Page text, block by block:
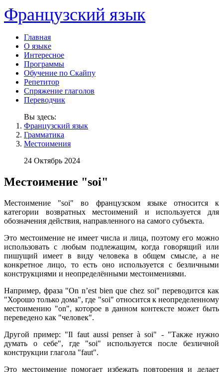
Французский язык
Главная
О языке
Интересное
Программы
Обучение по Скайпу
Репетитор
Спряжение глаголов
Переводчик
Вы здесь:
Французский язык
Грамматика
Местоимения
24 Октябрь 2024
Местоимение "soi"
Местоимение "soi" во французском языке относится к
категории возвратных местоимений и используется для
обозначения действия, направленного на самого субъекта.
Это местоимение не имеет числа и лица, поэтому его можно
использовать с любым подлежащим, когда говорящий или
пишущий имеет в виду человека в общем смысле, а не
конкретное лицо, то есть оно используется с безличными
конструкциями и неопределёнными местоимениями.
Например, фраза "On n’est bien que chez soi" переводится как
"Хорошо только дома", где "soi" относится к неопределенному
местоимению "on", которое в данном контексте может быть
переведено как "человек".
Другой пример: "Il faut aussi penser à soi" - "Также нужно
думать о себе", где "soi" используется после безличной
конструкции глагола "faut".
Это местоимение помогает избежать повторения и делает